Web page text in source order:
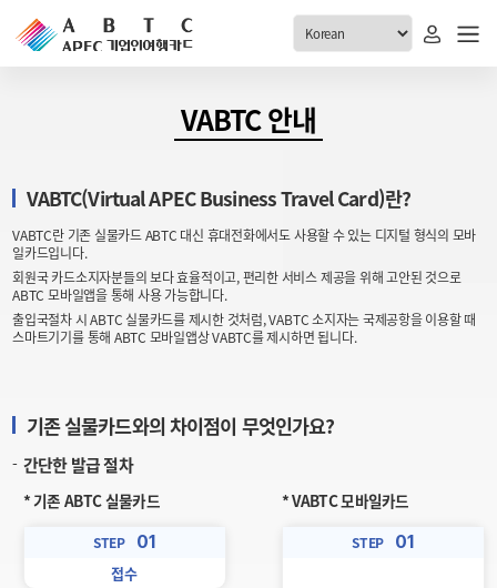
ABTC 전체메뉴
ABTC 제도 소개
VABTC 안내
발급 자격요건
신규발급 안내
재발급 안내
신청
취소
신청진행 현황
소지자 현황
공지사항
VABTC 안내
VABTC(Virtual APEC Business Travel Card)란?
VABTC란 기존 실물카드 ABTC 대신 휴대전화에서도 사용할 수 있는 디지털 형식의 모바
일카드입니다.
회원국 카드소지자분들의 보다 효율적이고, 편리한 서비스 제공을 위해 고안된 것으로
ABTC 모바일앱을 통해 사용 가능합니다.
출입국절차 시 ABTC 실물카드를 제시한 것처럼, VABTC 소지자는 국제공항을 이용할 때
스마트기기를 통해 ABTC 모바일앱상 VABTC를 제시하면 됩니다.
기존 실물카드와의 차이점이 무엇인가요?
간단한 발급 절차
* 기존 ABTC 실물카드
STEP
01
접수
* VABTC 모바일카드
STEP 01